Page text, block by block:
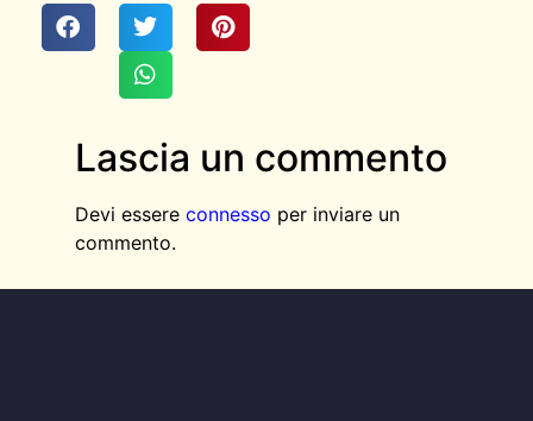
Lascia un commento
Devi essere connesso per inviare un
commento.